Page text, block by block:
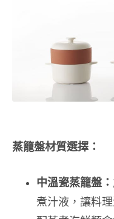
蒸籠盤材質選擇：
中溫瓷蒸籠盤：
煮汁液，讓料